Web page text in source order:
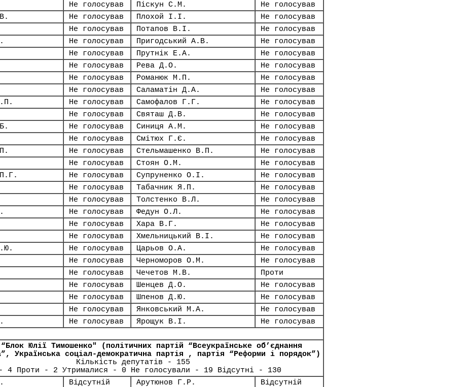
Не голосував Піскун С.М.
Не голосував
Не голосував Плохой І.І.
Не голосував
Не голосував Потапов В.І.
Не голосував
Не голосував Пригодський А.В.
Не голосував
Не голосував Прутнік Е.А.
Не голосував
Не голосував Рева Д.О.
Не голосував
Не голосував Романюк М.П.
Не голосував
Не голосував Саламатін Д.А.
Не голосував
Не голосував Самофалов Г.Г.
Не голосував
Не голосував Святаш Д.В.
Не голосував
Не голосував Синиця А.М.
Не голосував
Не голосував Смітюх Г.Є.
Не голосував
Не голосував Стельмашенко В.П.
Не голосував
Не голосував Стоян О.М.
Не голосував
Не голосував Супруненко О.І.
Не голосував
Не голосував Табачник Я.П.
Не голосував
Не голосував Толстенко В.Л.
Не голосував
Не голосував Федун О.Л.
Не голосував
Не голосував Хара В.Г.
Не голосував
Не голосував Хмельницький В.І.
Не голосував
Не голосував Царьов О.А.
Не голосував
Не голосував Черноморов О.М.
Не голосував
Не голосував Чечетов М.В.
Проти
Не голосував Шенцев Д.О.
Не голосував
Не голосував Шпенов Д.Ю.
Не голосував
Не голосував Янковський М.А.
Не голосував
Не голосував Ярощук В.І. Не голосував
Юлії Тимошенко" (політичних партій “Всеукраїнське об’єднання
Українська соціал-демократична партія , партія “Реформи і порядок”)
Кількість депутатів - 155
4 Проти - 2 Утрималися - 0 Не голосували - 19 Відсутні - 130
Відсутній Арутюнов Г.Р.
Відсутній